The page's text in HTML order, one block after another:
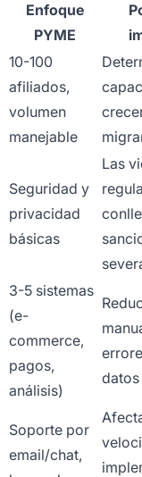
Enfoque
PYME
10-100
afiliados,
volumen
manejable
Seguridad y
privacidad
básicas
Las
3-5 sistemas
(e-
commerce,
pagos,
análisis)
datos
Soporte por
email/chat,